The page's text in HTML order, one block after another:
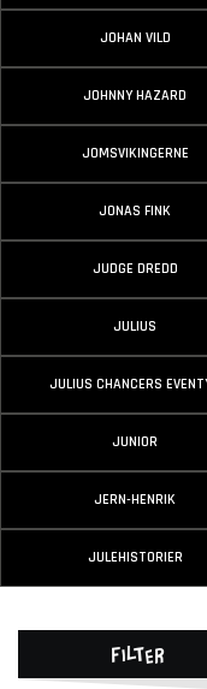
JOHAN VILD
JOHNNY HAZARD
JOMSVIKINGERNE
JONAS FINK
JUDGE DREDD
JULIUS
JULIUS CHANCERS
JUNIOR
JERN-HENRIK
JULEHISTORIER
Filter